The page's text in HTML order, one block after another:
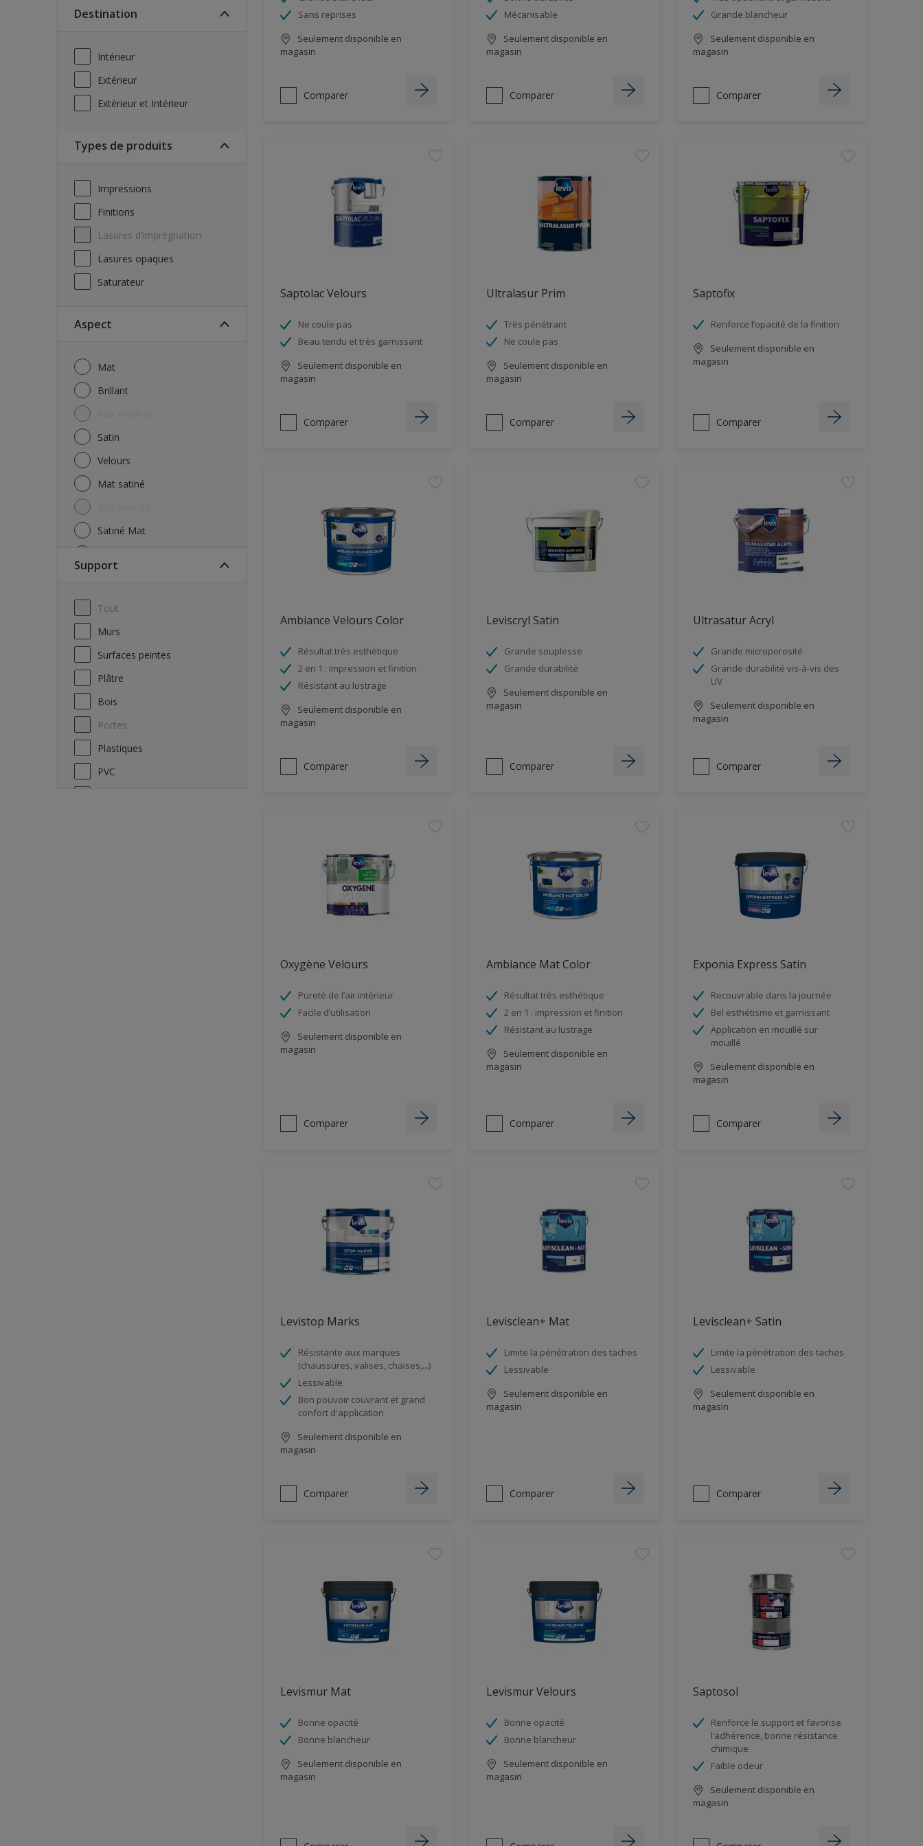
Destination
Intérieur
Extérieur
Extérieur et Intérieur
Types de produits
Impressions
Finitions
Lasures d’imprégnation
Lasures opaques
Saturateur
Aspect
Mat
Brillant
Satin
Velours
Mat satiné
Satiné Mat
Support
Tout
Murs
Surfaces peintes
Plâtre
Bois
Portes
Plastiques
PVC
Sans reprises
Seulement disponible en
magasin
Comparer
Mécanisable
Seulement disponible en
magasin
Comparer
Grande blancheur
Seulement disponible en
magasin
Comparer
Saptolac Velours
Ne coule pas
Beau tendu et très garnissant
Seulement disponible en
magasin
Comparer
Ultralasur Prim
Très pénétrant
Ne coule pas
Seulement disponible en
magasin
Comparer
Saptofix
Renforce l’opacité de la finition
Seulement disponible en
magasin
Comparer
Ambiance Velours Color
Résultat très esthétique
2 en 1 : impression et finition
Résistant au lustrage
Seulement disponible en
magasin
Comparer
Leviscryl Satin
Grande souplesse
Grande durabilité
Seulement disponible en
magasin
Comparer
Ultrasatur Acryl
Grande microporosité
Grande durabilité vis-à-vis des
UV
Seulement disponible en
magasin
Comparer
Oxygène Velours
Pureté de l’air intérieur
Facile d’utilisation
Seulement disponible en
magasin
Comparer
Ambiance Mat Color
Résultat très esthétique
2 en 1 : impression et finition
Résistant au lustrage
Seulement disponible en
magasin
Comparer
Exponia Express Satin
Recouvrable dans la journée
Bel esthétisme et garnissant
Application en mouillé sur
mouillé
Seulement disponible en
magasin
Comparer
Levistop Marks
Résistante aux marques
(chaussures, valises, chaises,...)
Lessivable
Bon pouvoir couvrant et grand
confort d'application
Seulement disponible en
magasin
Comparer
Levisclean+ Mat
Limite la pénétration des taches
Lessivable
Seulement disponible en
magasin
Comparer
Levisclean+ Satin
Limite la pénétration des taches
Lessivable
Seulement disponible en
magasin
Comparer
Levismur Mat
Bonne opacité
Bonne blancheur
Seulement disponible en
magasin
Levismur Velours
Bonne opacité
Bonne blancheur
Seulement disponible en
magasin
Saptosol
Renforce le support et favorise
l’adhérence, bonne résistance
chimique
Faible odeur
Seulement disponible en
magasin